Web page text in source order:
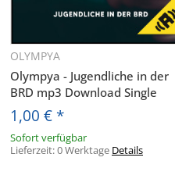
OLYMPYA
Olympya - Jugendliche in der
BRD mp3 Download Single
1,00 € *
Sofort verfügbar
Lieferzeit:0 Werktage Details